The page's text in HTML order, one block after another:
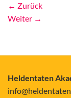
← Zurück
Weiter →
Heldentaten